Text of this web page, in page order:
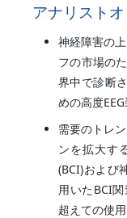
アナリスト
神経障害の
フの市場の
界中で診断
めの高度EEG
需要のトレ
ンを拡大す
(BCI)および
用いたBCI
超えての使用